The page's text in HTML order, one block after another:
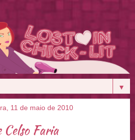
▼
11 de maio de 2010
Celso Faria